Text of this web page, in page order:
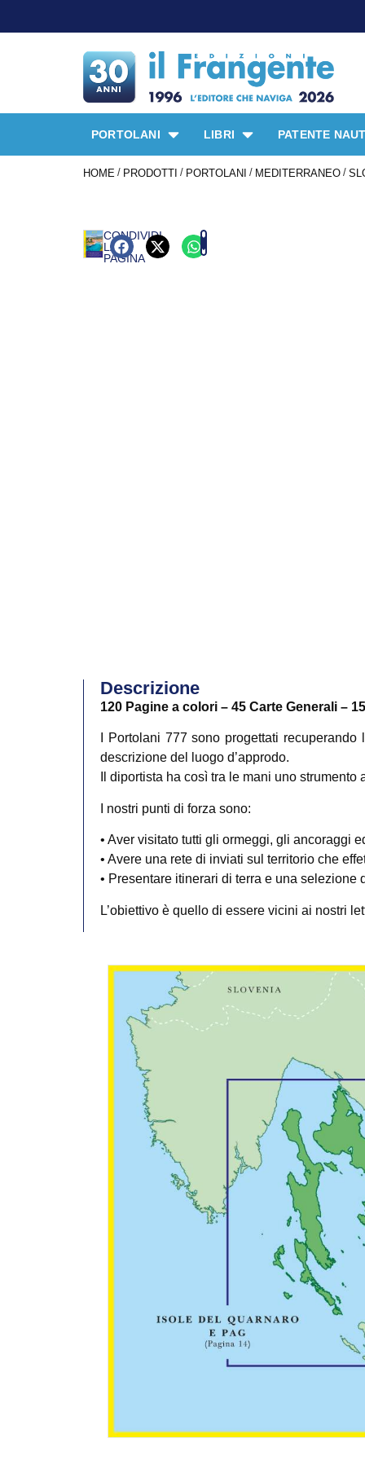
PORTOLANI LIBRI PATENTE
HOME / PRODOTTI / PORTOLANI / MEDITERRANEO /
CONDIVIDI
LA
PAGINA
Descrizione
120 Pagine a colori – 45 Carte Generali –
I Portolani 777 sono progettati
descrizione del luogo d’approdo.
Il diportista ha così tra le mani uno
I nostri punti di forza sono:
• Aver visitato tutti gli ormeggi, gli ancoraggi
• Avere una rete di inviati sul territorio che
• Presentare itinerari di terra e una
L’obiettivo è quello di essere vicini ai nostri